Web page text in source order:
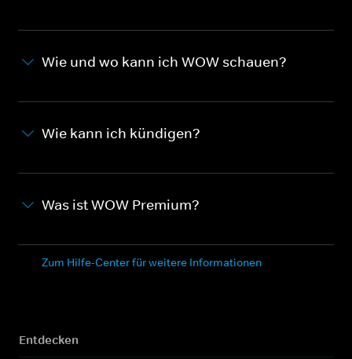
Wie und wo kann ich WOW schauen?
Wie kann ich kündigen?
Was ist WOW Premium?
Zum Hilfe-Center für weitere Informationen
Entdecken